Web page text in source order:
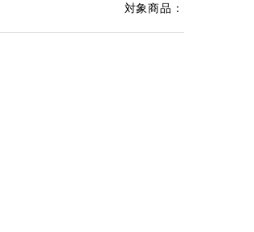
対象商品：